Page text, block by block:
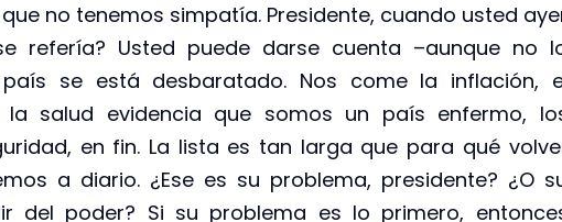
no tenemos simpatía. Presidente, cuando usted
refería? Usted puede darse cuenta –aunque no
se está desbaratado. Nos come la inflación,
la salud evidencia que somos un país enfermo,
en fin. La lista es tan larga que para qué
a diario. ¿Ese es su problema, presidente? ¿O
del poder? Si su problema es lo primero,